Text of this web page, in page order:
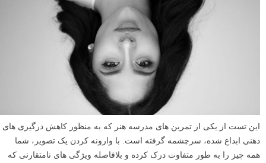
این تست از یکی از تمرین های مدرسه هنر که به منظور کاهش درگیری های
ذهنی ابداع شده، سرچشمه گرفته است. با وارونه کردن یک تصویر، شما
همه چیز را به طور متفاوت درک کرده و بلافاصله ویژگی های نامتقارنی که